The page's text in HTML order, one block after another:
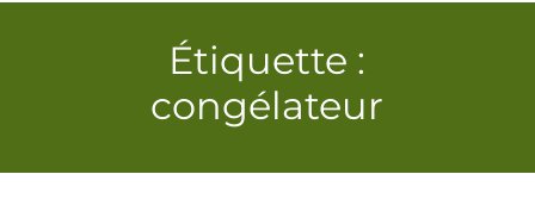
Étiquette :
congélateur